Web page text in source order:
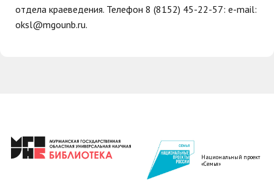
отдела краеведения. Телефон 8 (8152) 45-22-57: e-mail:
oksl@mgounb.ru.
Национальный проект
«Семья»